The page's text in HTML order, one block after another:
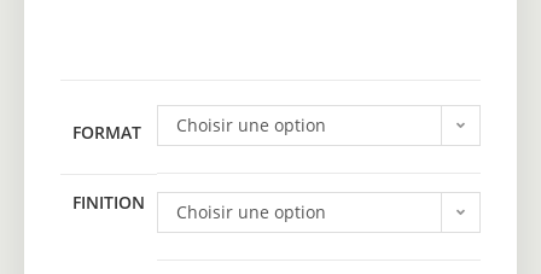
FORMAT Choisir une option
FINITION Choisir une option